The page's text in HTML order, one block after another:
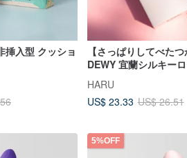
挿入型 クッショ
【さっぱりしてべたつ
DEWY 宜蘭シルキー
HARU
US$ 23.33 US$ 26.51
5%OFF